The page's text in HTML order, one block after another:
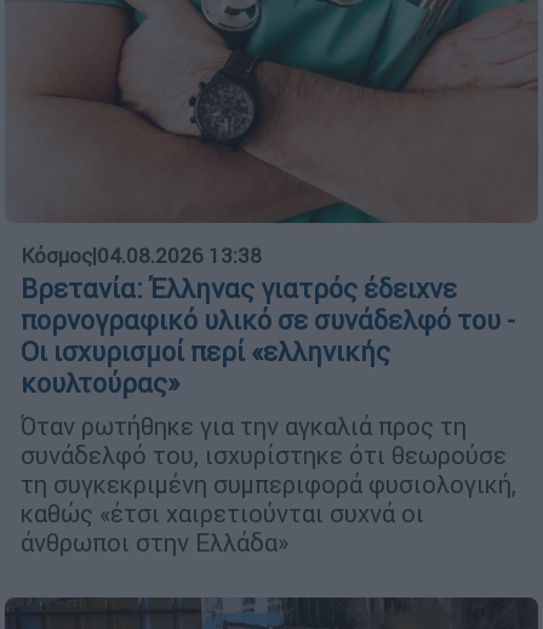
Κόσμος|04.08.2026 13:38
Βρετανία: Έλληνας γιατρός έδειχνε
πορνογραφικό υλικό σε συνάδελφό του -
Οι ισχυρισμοί περί «ελληνικής
κουλτούρας»
Όταν ρωτήθηκε για την αγκαλιά προς τη
συνάδελφό του, ισχυρίστηκε ότι θεωρούσε
τη συγκεκριμένη συμπεριφορά φυσιολογική,
καθώς «έτσι χαιρετιούνται συχνά οι
άνθρωποι στην Ελλάδα»